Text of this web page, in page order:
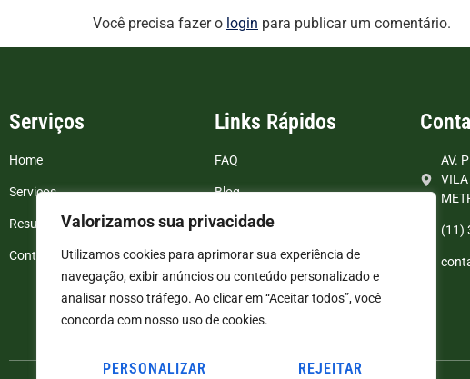
Valorizamos sua privacidade
Utilizamos cookies para aprimorar sua experiência de
navegação, exibir anúncios ou conteúdo personalizado e
analisar nosso tráfego. Ao clicar em “Aceitar todos”, você
concorda com nosso uso de cookies.
PERSONALIZAR REJEITAR
Você precisa fazer o login para publicar um comentário.
Serviços
Home
Serviços
Resultados de exames
Contato
Links Rápidos
FAQ
Blog
Politica de Privacidade
Termos e Condições
AV.
VILA
(11)